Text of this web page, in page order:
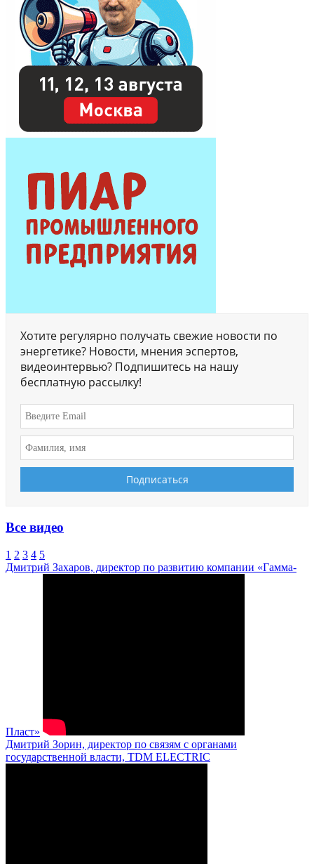
Хотите регулярно получать свежие новости по
энергетике? Новости, мнения эспертов,
видеоинтервью? Подпишитесь на нашу
бесплатную рассылку!
Все видео
1 2 3 4 5
Дмитрий Захаров, директор по развитию компании «Гамма-
Пласт»
Дмитрий Зорин, директор по связям с органами
государственной власти, TDM ELECTRIC